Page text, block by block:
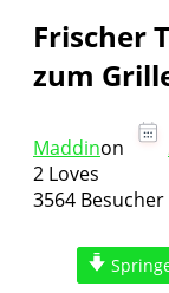
Frischer
zum
Maddinon
2 Loves
3564 Besucher